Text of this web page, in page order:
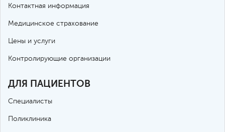
Контактная информация
Медицинское страхование
Цены и услуги
Контролирующие организации
ДЛЯ ПАЦИЕНТОВ
Специалисты
Поликлиника